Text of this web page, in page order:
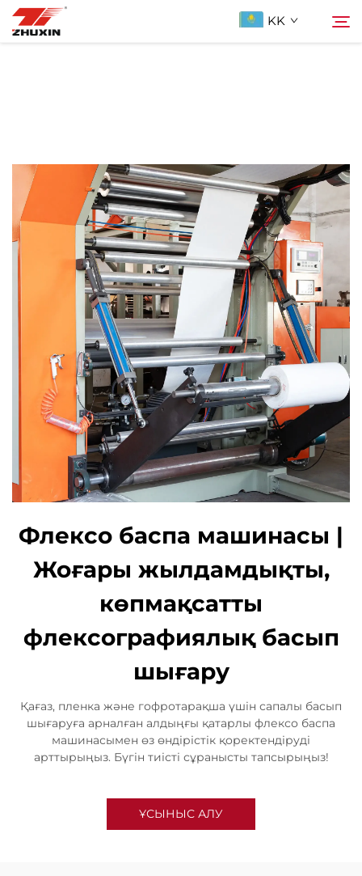
KK
Компания
Жаңалықтар
Бізге ХабарLAS
ҚОСЫЛҒАН СУАЛДАР
Флексо баспа машинасы |
Жоғары жылдамдықты,
көпмақсатты
флексографиялық басып
шығару
Қағаз, пленка және гофротарақша үшін сапалы басып
шығаруға арналған алдыңғы қатарлы флексо баспа
машинасымен өз өндірістік қоректендіруді
арттырыңыз. Бүгін тиісті сұранысты тапсырыңыз!
ҰСЫНЫС АЛУ